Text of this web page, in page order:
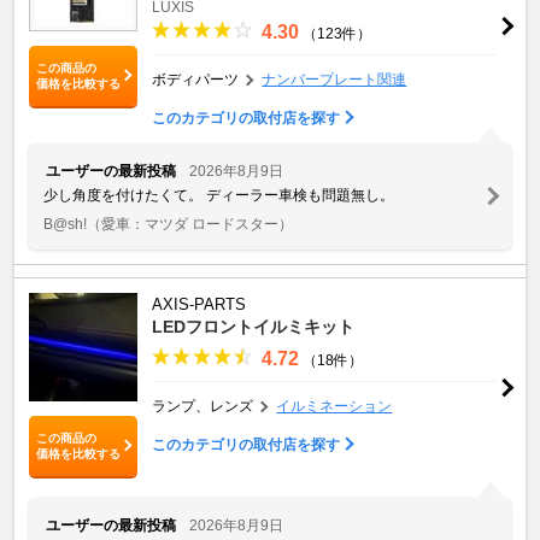
この商品の
価格を比較する
LUXIS
4.30 （123件）
ボディパーツ ナンバープレート関連
このカテゴリの取付店を探す
ユーザーの最新投稿
2026年8月9日
少し角度を付けたくて。 ディーラー車検も問題無し。
B@sh! （愛車：マツダ ロードスター）
この商品の
価格を比較する
AXIS-PARTS
LEDフロントイルミキット
4.72 （18件）
ランプ、レンズ イルミネーション
このカテゴリの取付店を探す
ユーザーの最新投稿 2026年8月9日